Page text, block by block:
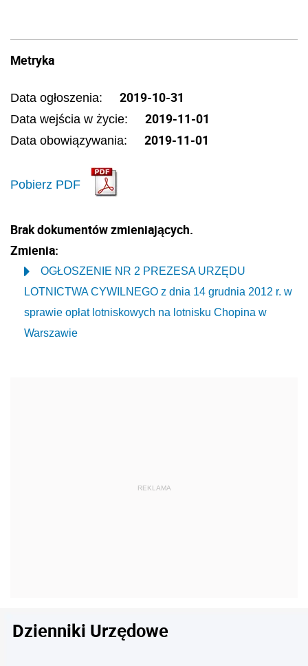
Metryka
Data ogłoszenia: 2019-10-31
Data wejścia w życie: 2019-11-01
Data obowiązywania: 2019-11-01
Pobierz PDF
Brak dokumentów zmieniających.
Zmienia:
OGŁOSZENIE NR 2 PREZESA URZĘDU
LOTNICTWA CYWILNEGO z dnia 14 grudnia 2012 r. w
sprawie opłat lotniskowych na lotnisku Chopina w
Warszawie
Dzienniki Urzędowe